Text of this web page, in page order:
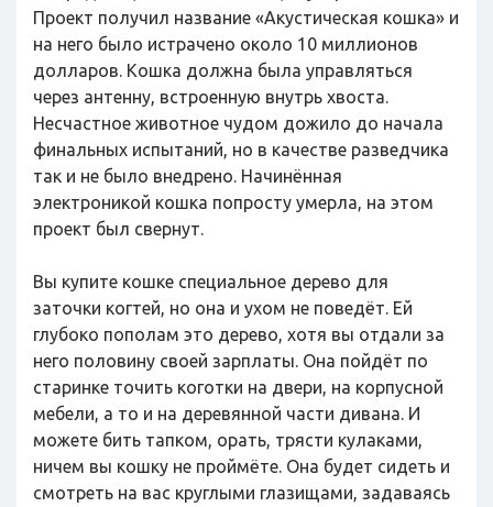
Проект получил название «Акустическая кошка» и
на него было истрачено около 10 миллионов
долларов. Кошка должна была управляться
через антенну, встроенную внутрь хвоста.
Несчастное животное чудом дожило до начала
финальных испытаний, но в качестве разведчика
так и не было внедрено. Начинённая
электроникой кошка попросту умерла, на этом
проект был свернут.
Вы купите кошке специальное дерево для
заточки когтей, но она и ухом не поведёт. Ей
глубоко пополам это дерево, хотя вы отдали за
него половину своей зарплаты. Она пойдёт по
старинке точить коготки на двери, на корпусной
мебели, а то и на деревянной части дивана. И
можете бить тапком, орать, трясти кулаками,
ничем вы кошку не проймёте. Она будет сидеть и
смотреть на вас круглыми глазищами, задаваясь